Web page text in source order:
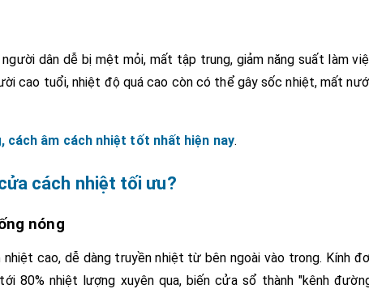
dân dễ bị mệt mỏi, mất tập trung, giảm năng suất làm
cao tuổi, nhiệt độ quá cao còn có thể gây sốc nhiệt, mất
cách âm cách nhiệt tốt nhất hiện nay.
cách nhiệt tối ưu?
nóng
cao, dễ dàng truyền nhiệt từ bên ngoài vào trong. Kính
80% nhiệt lượng xuyên qua, biến cửa sổ thành "kênh